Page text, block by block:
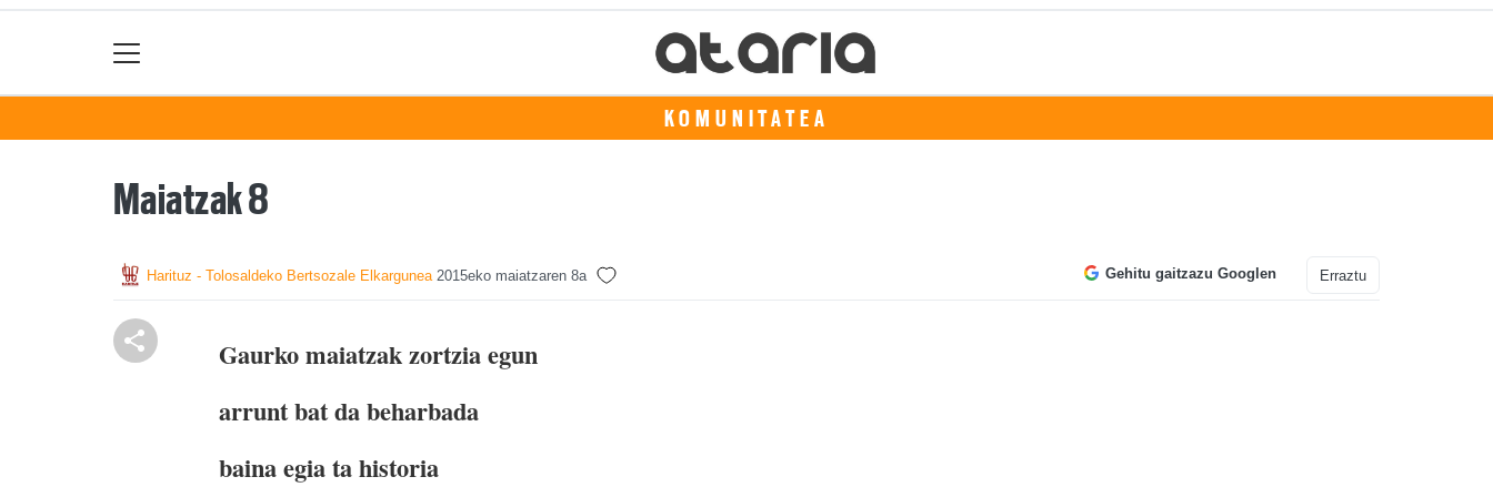
KOMUNITATEA
Maiatzak 8
Harituz - Tolosaldeko Bertsozale Elkargunea 2015eko maiatzaren 8a Gehitu gaitzazu Googlen Erraztu
Gaurko maiatzak zortzia egun
arrunt bat da beharbada
baina egia ta historia